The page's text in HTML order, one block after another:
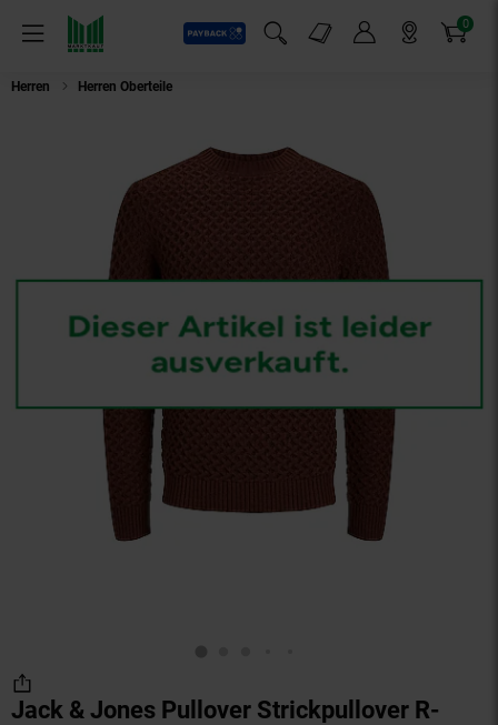
Menü
Payback
Suchfeld einblenden
Markt-Angebote 0
Artikel
Herren Herren Oberteile
Jack & Jones Pullover Strickpullover R-